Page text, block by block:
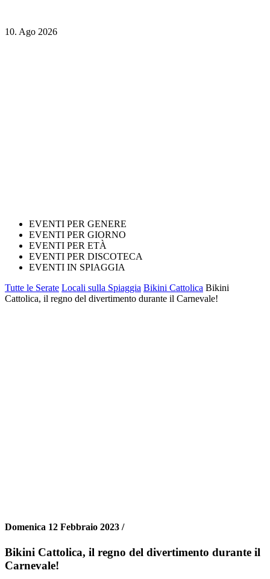
10. Ago 2026
EVENTI PER GENERE
EVENTI PER GIORNO
EVENTI PER ETÀ
EVENTI PER DISCOTECA
EVENTI IN SPIAGGIA
Tutte le Serate Locali sulla Spiaggia Bikini Cattolica Bikini
Cattolica, il regno del divertimento durante il Carnevale!
Domenica 12 Febbraio 2023 /
Bikini Cattolica, il regno del divertimento durante il
Carnevale!